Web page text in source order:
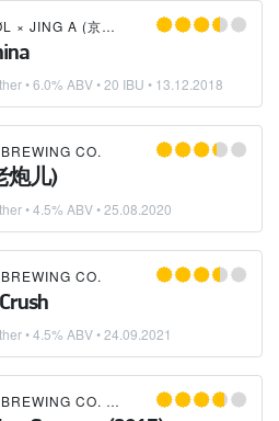
× JING A (京A) BREWING CO.
• 6.0% ABV • 20 IBU • 13.12.2018
CO.
炮儿)
• 4.5% ABV •25.08.2020
CO.
• 4.5% ABV •24.09.2021
CO. MOONZEN BREWERY